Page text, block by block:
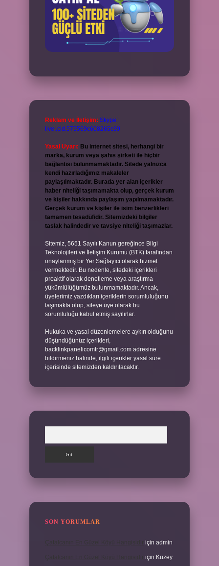
Reklam ve İletişim: Skype:
live:.cid.575569c608265c69
Yasal Uyarı: Bu internet sitesi, herhangi bir
marka, kurum veya şahıs şirketi ile hiçbir
bağlantısı bulunmamaktadır. Sitede yalnızca
kendi hazırladığımız makaleler
paylaşılmaktadır. Burada yer alan içerikler
haber niteliği taşımamakta olup, gerçek kurum
ve kişiler hakkında paylaşım yapılmamaktadır.
Gerçek kurum ve kişiler ile isim benzerlikleri
tamamen tesadüfidir. Sitemizdeki bilgiler
taslak halindedir ve tavsiye niteliği taşımazlar.
Sitemiz, 5651 Sayılı Kanun gereğince Bilgi
Teknolojileri ve İletişim Kurumu (BTK) tarafından
onaylanmış bir Yer Sağlayıcı olarak hizmet
vermektedir. Bu nedenle, sitedeki içerikleri
proaktif olarak denetleme veya araştırma
yükümlülüğümüz bulunmamaktadır. Ancak,
üyelerimiz yazdıkları içeriklerin sorumluluğunu
taşımakta olup, siteye üye olarak bu
sorumluluğu kabul etmiş sayılırlar.
Hukuka ve yasal düzenlemelere aykırı olduğunu
düşündüğünüz içerikleri,
backlinkpanelicomtr@gmail.com adresine
bildirmeniz halinde, ilgili içerikler yasal süre
içerisinde sitemizden kaldırılacaktır.
SON YORUMLAR
için admin
için Kuzey